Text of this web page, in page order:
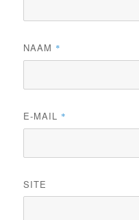
NAAM *
E-MAIL *
SITE